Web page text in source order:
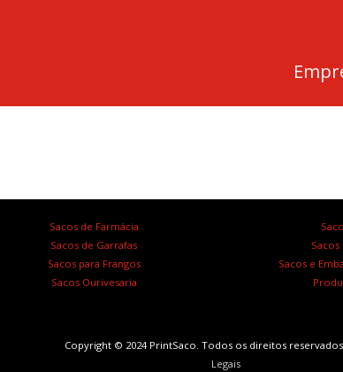
Sacos de Farmácia
Sacos de Garrafas
Sacos para Frangos
Sacos Ourivesaria
Sacos
Sacos e
Copyright © 2024 PrintSaco. Todos os direitos
Legais